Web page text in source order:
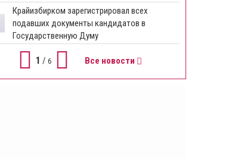
Крайизбирком зарегистрировал всех
подавших документы кандидатов в
Государственную Думу
1 / 6 Все новости